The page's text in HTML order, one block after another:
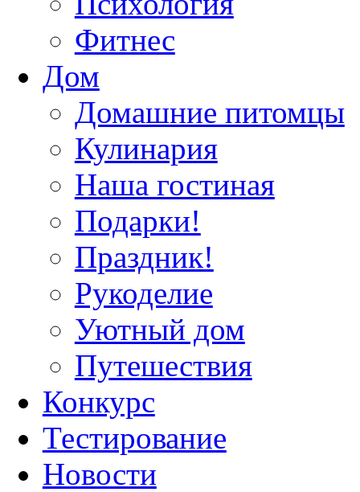
Фитнес
Дом
Домашние питомцы
Кулинария
Наша гостиная
Подарки!
Праздник!
Рукоделие
Уютный дом
Путешествия
Конкурс
Тестирование
Новости